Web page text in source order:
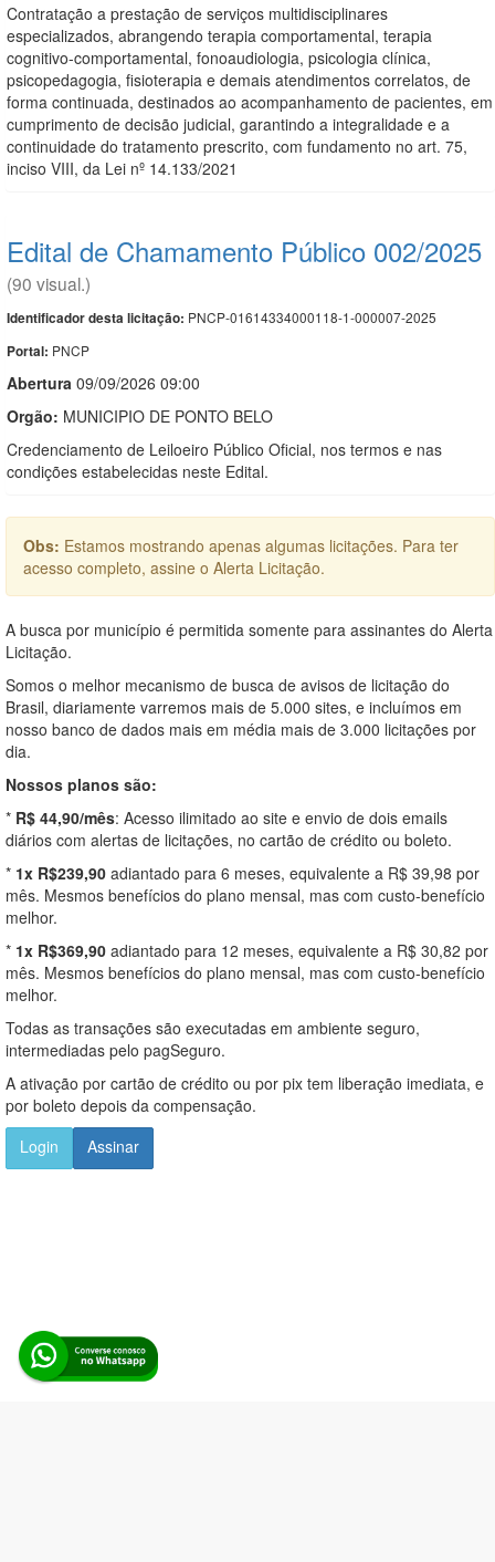
Contratação a prestação de serviços multidisciplinares
especializados, abrangendo terapia comportamental, terapia
cognitivo-comportamental, fonoaudiologia, psicologia clínica,
psicopedagogia, fisioterapia e demais atendimentos correlatos, de
forma continuada, destinados ao acompanhamento de pacientes, em
cumprimento de decisão judicial, garantindo a integralidade e a
continuidade do tratamento prescrito, com fundamento no art. 75,
inciso VIII, da Lei nº 14.133/2021
Edital de Chamamento Público 002/2025
(90 visual.)
Identificador desta licitação: PNCP-01614334000118-1-000007-2025
Portal: PNCP
Abertura 09/09/2026 09:00
Orgão: MUNICIPIO DE PONTO BELO
Credenciamento de Leiloeiro Público Oficial, nos termos e nas
condições estabelecidas neste Edital.
Obs: Estamos mostrando apenas algumas licitações. Para ter
acesso completo, assine o Alerta Licitação.
A busca por município é permitida somente para assinantes do Alerta
Licitação.
Somos o melhor mecanismo de busca de avisos de licitação do
Brasil, diariamente varremos mais de 5.000 sites, e incluímos em
nosso banco de dados mais em média mais de 3.000 licitações por
dia.
Nossos planos são:
* R$ 44,90/mês: Acesso ilimitado ao site e envio de dois emails
diários com alertas de licitações, no cartão de crédito ou boleto.
* 1x R$239,90 adiantado para 6 meses, equivalente a R$ 39,98 por
mês. Mesmos benefícios do plano mensal, mas com custo-benefício
melhor.
* 1x R$369,90 adiantado para 12 meses, equivalente a R$ 30,82 por
mês. Mesmos benefícios do plano mensal, mas com custo-benefício
melhor.
Todas as transações são executadas em ambiente seguro,
intermediadas pelo pagSeguro.
A ativação por cartão de crédito ou por pix tem liberação imediata, e
por boleto depois da compensação.
Login
Assinar